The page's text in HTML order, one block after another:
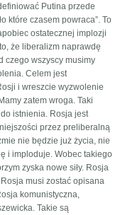
Putina przede
które czasem powraca”. To
ostatecznej implozji
że liberalizm naprawdę
czego wszyscy musimy
Celem jest
i wreszcie wyzwolenie
zatem wroga. Taki
istnienia. Rosja jest
przez preliberalną
nie będzie już życia, nie
i imploduje. Wobec takiego
zyska nowe siły. Rosja
musi zostać opisana
komunistyczna,
Takie są